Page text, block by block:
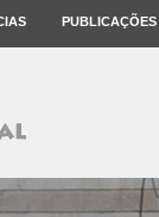
PUBLICAÇÕES